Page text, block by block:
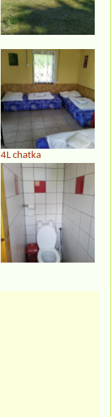
4L chatka